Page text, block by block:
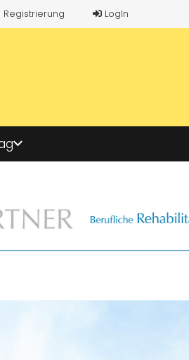
Registrierung LogIn